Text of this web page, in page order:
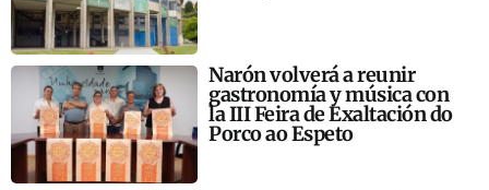
Narón volverá a reunir
gastronomía y música con
la III Feira de Exaltación do
Porco ao Espeto